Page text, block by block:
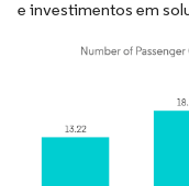
e investimentos em